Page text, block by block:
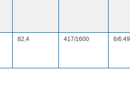
82,4 417/1600 6/